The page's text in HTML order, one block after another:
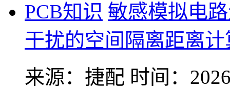
PCB知识 敏感模拟电
干扰的空间隔离距离计
来源：捷配 时间：